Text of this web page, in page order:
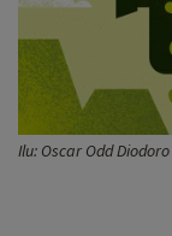
Ilu: Oscar Odd Diodoro